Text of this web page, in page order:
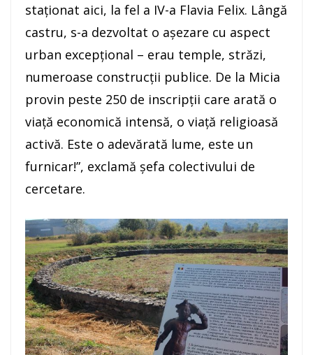
staţionat aici, la fel a IV-a Flavia Felix. Lângă
castru, s-a dezvoltat o aşezare cu aspect
urban excepţional – erau temple, străzi,
numeroase construcţii publice. De la Micia
provin peste 250 de inscripţii care arată o
viaţă economică intensă, o viaţă religioasă
activă. Este o adevărată lume, este un
furnicar!”, exclamă şefa colectivului de
cercetare.